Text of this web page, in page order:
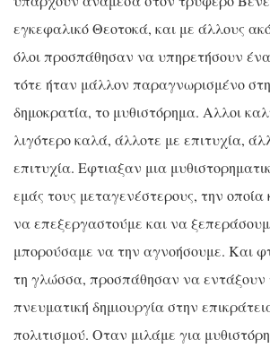
εγκεφαλικό Θεοτοκά, και με άλλους
όλοι προσπάθησαν να υπηρετήσουν ένα
τότε ήταν μάλλον παραγνωρισμένο
δημοκρατία, το μυθιστόρημα. Αλλοι
λιγότερο καλά, άλλοτε με επιτυχία,
επιτυχία. Εφτιαξαν μια
εμάς τους μεταγενέστερους, την
να επεξεργαστούμε και να
μπορούσαμε να την αγνοήσουμε. Και
τη γλώσσα, προσπάθησαν να εντάξουν
πνευματική δημιουργία στην
πολιτισμού. Οταν μιλάμε για